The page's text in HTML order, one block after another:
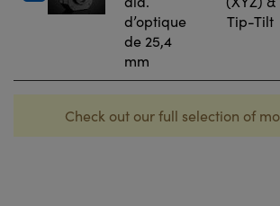
d’optique
de 25,4
mm
Tip-Tilt
Check out our full selection of